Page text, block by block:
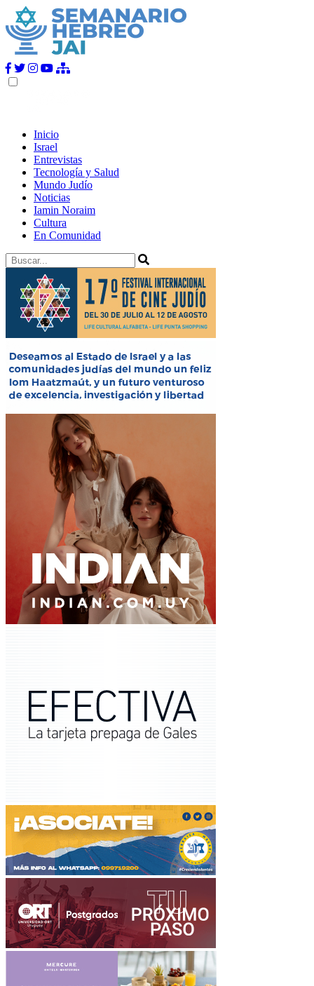
Inicio
Israel
Entrevistas
Tecnología y Salud
Mundo Judío
Noticias
Iamin Noraim
Cultura
En Comunidad